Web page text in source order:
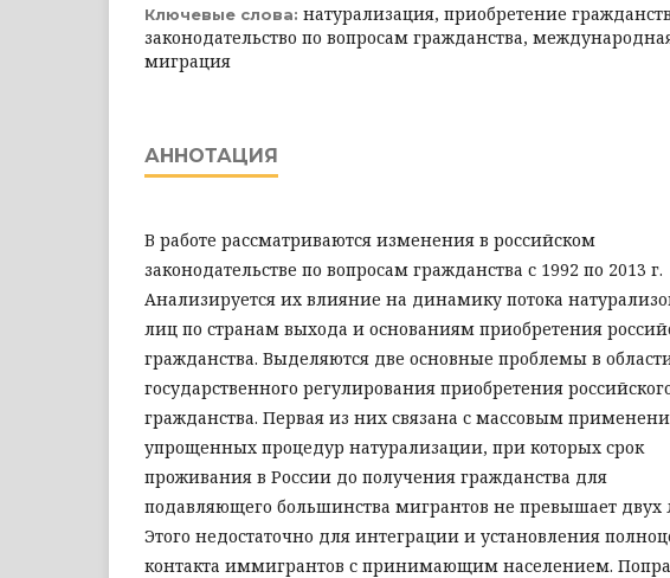
Ключевые слова: натурализация, приобретение
законодательство по вопросам гражданства,
миграция
АННОТАЦИЯ
В работе рассматриваются изменения в российском
законодательстве по вопросам гражданства с 1992 по 2013 г.
Анализируется их влияние на динамику потока
лиц по странам выхода и основаниям приобретения
гражданства. Выделяются две основные проблемы в
государственного регулирования приобретения
гражданства. Первая из них связана с массовым
упрощенных процедур натурализации, при которых срок
проживания в России до получения гражданства для
подавляющего большинства мигрантов не превышает двух
Этого недостаточно для интеграции и установления
контакта иммигрантов с принимающим населением.